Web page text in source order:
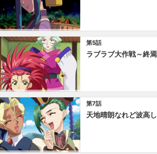
第5話
ラブラブ大作戦～終
第7話
天地晴朗なれど波高